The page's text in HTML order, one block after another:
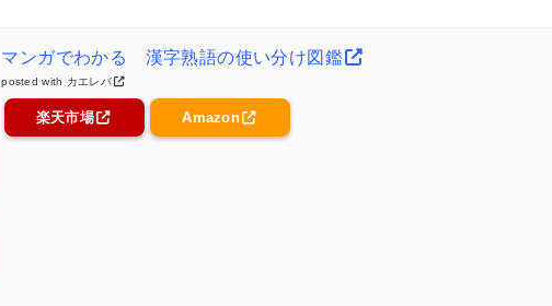
マンガでわかる 漢字熟語の使い分け図鑑
posted with カエレバ
楽天市場 Amazon